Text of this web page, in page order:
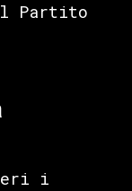
il Partito
i